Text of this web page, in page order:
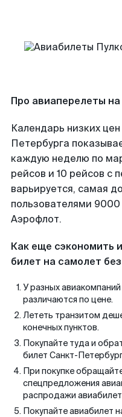
Про авиаперелеты
Календарь низких
Петербурга
каждую неделю по
рейсов и 10 рейсов с
варьируется, самая
пользователями
Аэрофлот.
Как еще сэкономить
билет на самолет
У разных
различаются по цене.
Лететь транзитом
конечных пунктов.
Покупайте туда и
билет Санкт-
При покупке
спецпредложения
распродажи
Покупайте авиабилет